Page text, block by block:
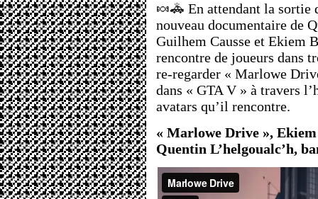
🍬🚓 En attendant la sortie
nouveau documentaire de
Guilhem Causse et Ekiem
rencontre de joueurs dans
re-regarder « Marlowe
dans « GTA V » à travers
avatars qu’il rencontre.
« Marlowe Drive »,
Quentin L’helgoualc’h,